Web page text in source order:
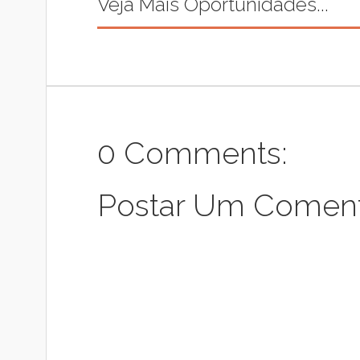
0 Comments:
Postar Um